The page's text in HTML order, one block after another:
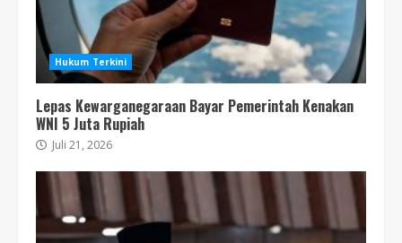
Hukum Terkini
Lepas Kewarganegaraan Bayar Pemerintah Kenakan
WNI 5 Juta Rupiah
Juli 21, 2026